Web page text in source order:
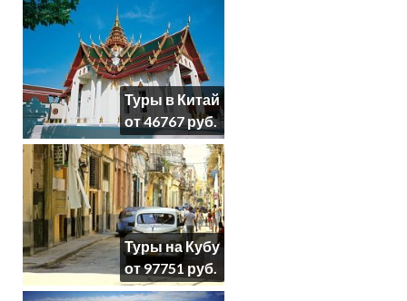
Туры в Китай
от 46767 руб.
Туры на Кубу
от 97751 руб.